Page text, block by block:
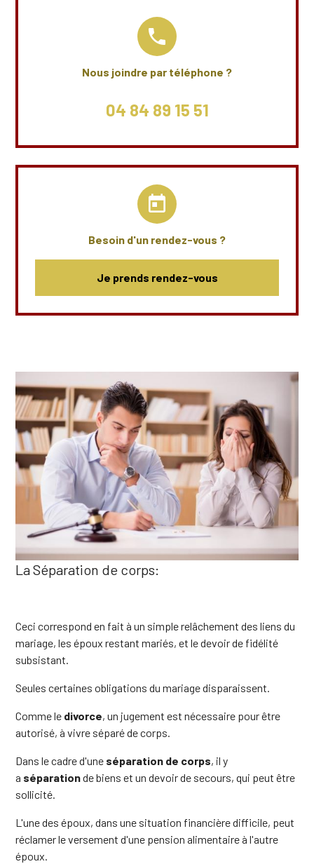
phone
Nous joindre par téléphone ?
04 84 89 15 51
today
Besoin d'un rendez-vous ?
Je prends rendez-vous
La Séparation de corps:
Ceci correspond en fait à un simple relâchement des liens du
mariage, les époux restant mariés, et le devoir de fidélité
subsistant.
Seules certaines obligations du mariage disparaissent.
Comme le divorce, un jugement est nécessaire pour être
autorisé, à vivre séparé de corps.
Dans le cadre d'une séparation de corps, il y
a séparationde biens et un devoir de secours, qui peut être
sollicité.
L'une des époux, dans une situation financière difficile, peut
réclamer le versement d'une pension alimentaire à l'autre
époux.